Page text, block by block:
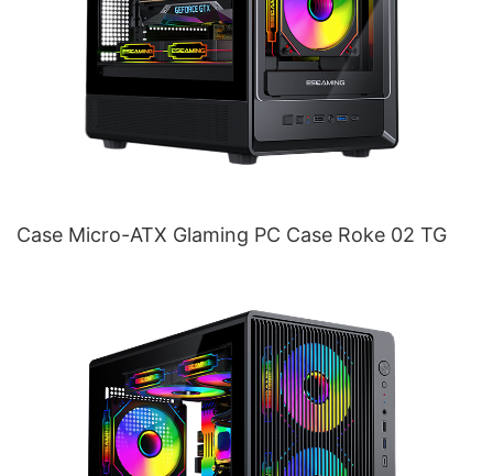
Case Micro-ATX Glaming PC Case Roke 02 TG